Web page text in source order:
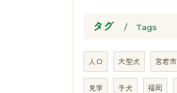
タグ Tags
人口 大型犬 宮若市
見学 子犬 福岡